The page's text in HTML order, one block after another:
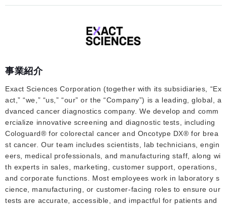
事業紹介
Exact Sciences Corporation (together with its subsidiaries, “Ex
act,” “we,” “us,” “our” or the “Company”) is a leading, global, a
dvanced cancer diagnostics company. We develop and comm
ercialize innovative screening and diagnostic tests, including
Cologuard® for colorectal cancer and Oncotype DX® for brea
st cancer. Our team includes scientists, lab technicians, engin
eers, medical professionals, and manufacturing staff, along wi
th experts in sales, marketing, customer support, operations,
and corporate functions. Most employees work in laboratory s
cience, manufacturing, or customer-facing roles to ensure our
tests are accurate, accessible, and impactful for patients and